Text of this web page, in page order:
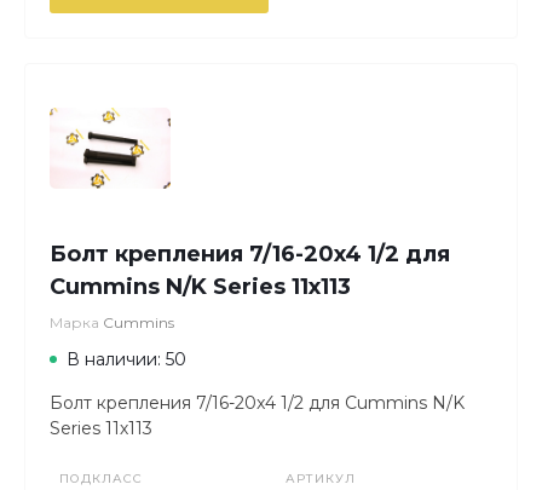
Болт крепления 7/16-20x4 1/2 для
Cummins N/K Series 11х113
Марка Cummins
В наличии: 50
Болт крепления 7/16-20x4 1/2 для Cummins N/K
Series 11х113
ПОДКЛАСС АРТИКУЛ